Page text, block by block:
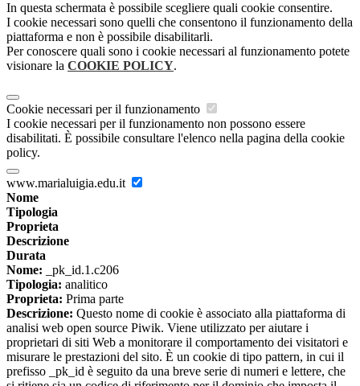
In questa schermata è possibile scegliere quali cookie consentire.
I cookie necessari sono quelli che consentono il funzionamento della
piattaforma e non è possibile disabilitarli.
Per conoscere quali sono i cookie necessari al funzionamento potete
visionare la COOKIE POLICY.
Cookie necessari per il funzionamento
I cookie necessari per il funzionamento non possono essere
disabilitati. È possibile consultare l'elenco nella pagina della cookie
policy.
www.marialuigia.edu.it
Nome
Tipologia
Proprieta
Descrizione
Durata
Nome: _pk_id.1.c206
Tipologia: analitico
Proprieta: Prima parte
Descrizione: Questo nome di cookie è associato alla piattaforma di
analisi web open source Piwik. Viene utilizzato per aiutare i
proprietari di siti Web a monitorare il comportamento dei visitatori e
misurare le prestazioni del sito. È un cookie di tipo pattern, in cui il
prefisso _pk_id è seguito da una breve serie di numeri e lettere, che